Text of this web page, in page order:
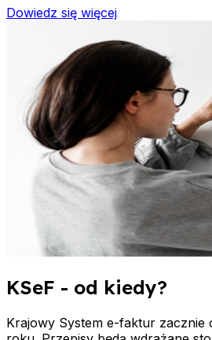
Dowiedz się więcej
KSeF - od kiedy?
Krajowy System e-faktur zacznie